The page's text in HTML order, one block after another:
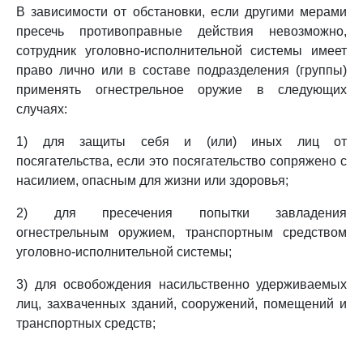
В зависимости от обстановки, если другими мерами
пресечь противоправные действия невозможно,
сотрудник уголовно-исполнительной системы имеет
право лично или в составе подразделения (группы)
применять огнестрельное оружие в следующих
случаях:
1) для защиты себя и (или) иных лиц от
посягательства, если это посягательство сопряжено с
насилием, опасным для жизни или здоровья;
2) для пресечения попытки завладения
огнестрельным оружием, транспортным средством
уголовно-исполнительной системы;
3) для освобождения насильственно удерживаемых
лиц, захваченных зданий, сооружений, помещений и
транспортных средств;